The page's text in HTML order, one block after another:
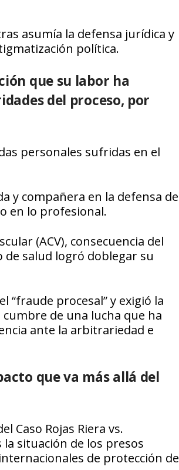
asumía la defensa jurídica y
política.
que su labor ha
del proceso, por
personales sufridas en el
y compañera en la defensa de
en lo profesional.
(ACV), consecuencia del
salud logró doblegar su
“fraude procesal” y exigió la
de una lucha que ha
ante la arbitrariedad e
que va más allá del
Caso Rojas Riera vs.
situación de los presos
de protección de